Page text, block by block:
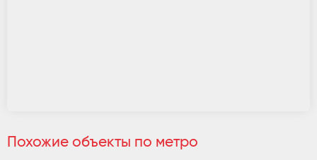
Похожие объекты по метро